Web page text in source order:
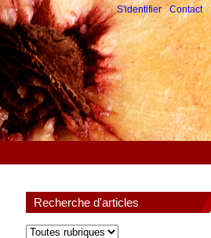
S'identifier -Contact
Recherche d'articles